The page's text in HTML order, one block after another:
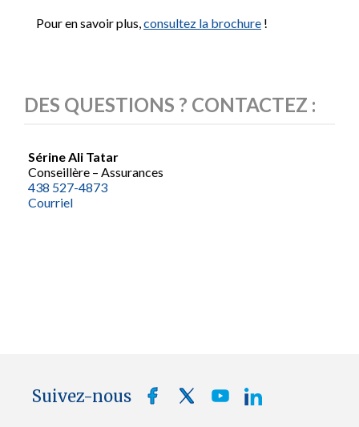
Pour en savoir plus,consultez la brochure !
DES QUESTIONS ? CONTACTEZ :
Sérine Ali Tatar
Conseillère – Assurances
438 527-4873
Courriel
Suivez-nous